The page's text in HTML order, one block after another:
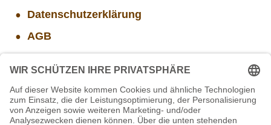
Datenschutzerklärung
AGB
Widerrufsbelehrung